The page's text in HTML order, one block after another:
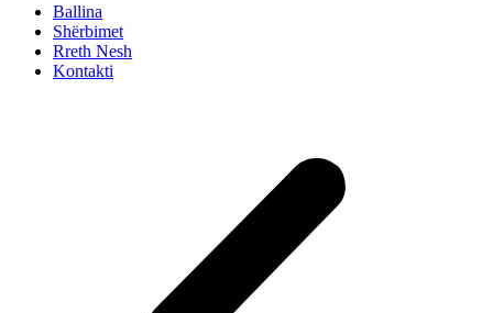
Ballina
Shërbimet
Rreth Nesh
Kontakti